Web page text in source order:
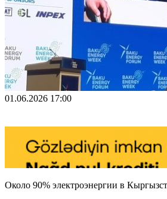
01.06.2026 17:00
Около 90% электроэнергии в